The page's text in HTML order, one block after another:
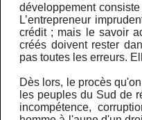
développement
L’entrepreneur
crédit ; mais le savoir
créés doivent rester
pas toutes les erreurs.
Dès lors, le procès
les peuples du Sud de
incompétence,